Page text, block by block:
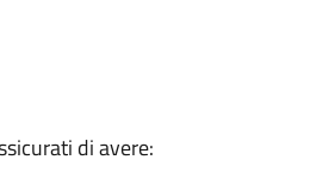
di avere: